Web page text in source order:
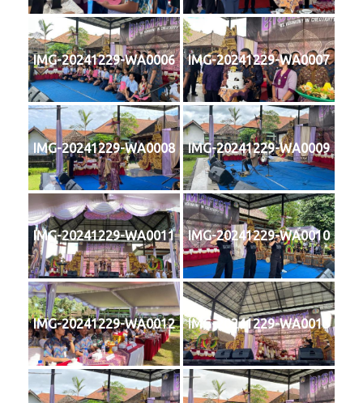
IMG-20241229-WA0006 IMG-20241229-WA0007
IMG-20241229-WA0008 IMG-20241229-WA0009
IMG-20241229-WA0011 IMG-20241229-WA0010
IMG-20241229-WA0012 IMG-20241229-WA0013